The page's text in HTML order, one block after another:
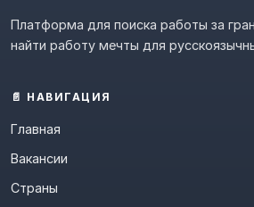
Платформа для поиска работы за
найти работу мечты для
📄 НАВИГАЦИЯ
Главная
Вакансии
Страны